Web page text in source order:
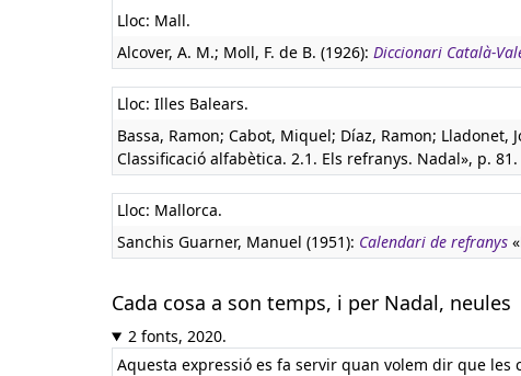
Lloc: Mall.
Alcover, A. M.; Moll, F. de B. (1926): Diccionari Català-
Lloc: Illes Balears.
Bassa, Ramon; Cabot, Miquel; Díaz, Ramon; Lladonet,
Classificació alfabètica. 2.1. Els refranys. Nadal», p.
Lloc: Mallorca.
Sanchis Guarner, Manuel (1951): Calendari de refranys
Cada cosa a son temps, i per Nadal, neules
2 fonts, 2020.
Aquesta expressió es fa servir quan volem dir que